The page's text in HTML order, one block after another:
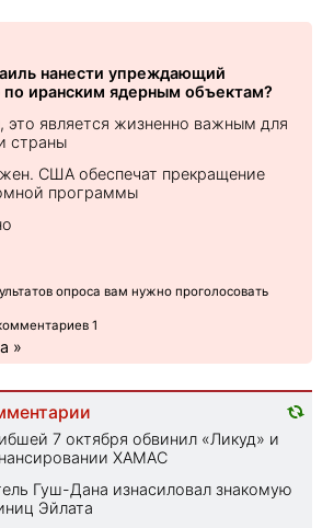
нанести упреждающий
иранским ядерным объектам?
является жизненно важным для
страны
США обеспечат прекращение
программы
опроса вам нужно проголосовать
1
»
7 октября обвинил «Ликуд» и
ХАМАС
Гуш-Дана изнасиловал знакомую
Эйлата